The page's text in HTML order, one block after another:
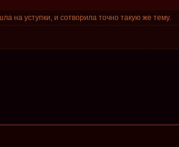
на уступки, и сотворила точно такую же тему.